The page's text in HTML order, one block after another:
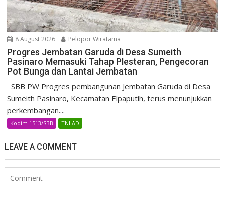
8 August 2026 Pelopor Wiratama
Progres Jembatan Garuda di Desa Sumeith
Pasinaro Memasuki Tahap Plesteran, Pengecoran
Pot Bunga dan Lantai Jembatan
SBB PW Progres pembangunan Jembatan Garuda di Desa
Sumeith Pasinaro, Kecamatan Elpaputih, terus menunjukkan
perkembangan....
Kodim 1513/SBB TNI AD
LEAVE A COMMENT